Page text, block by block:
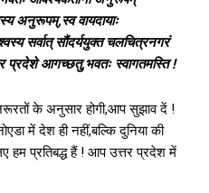
अनुरूपम्,स्व वायदायाः
सर्वात् सौंदर्ययुक्त चलचित्रनगरं
प्रदेशे आगच्छतु,भवतः स्वागतमस्ति !
के अनुसार होगी,आप सुझाव दें !
में देश ही नहीं,बल्कि दुनिया की
हम प्रतिबद्ध हैं ! आप उत्तर प्रदेश में